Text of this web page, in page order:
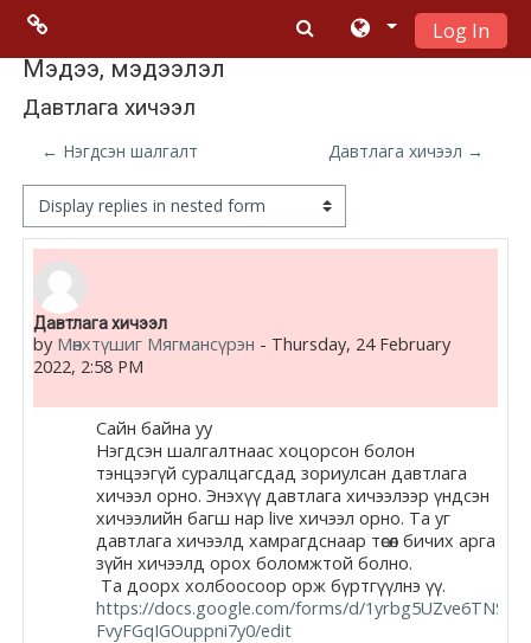
Menu 2
Moodle
community
Moodle
free support
Moodle
development
Moodle
Docs
Moodle.com
Log In
Мэдээ, мэдээлэл
Давтлага хичээл
← Нэгдсэн шалгалт Давтлага хичээл →
Display mode
Давтлага хичээл
by Мөнхтүшиг Мягмансүрэн - Thursday, 24 February
2022, 2:58 PM
Number of replies: 0
Сайн байна уу
Нэгдсэн шалгалтнаас хоцорсон болон
тэнцээгүй суралцагсдад зориулсан давтлага
хичээл орно. Энэхүү давтлага хичээлээр үндсэн
хичээлийн багш нар live хичээл орно. Та уг
давтлага хичээлд хамрагдснаар төсөл бичих арга
зүйн хичээлд орох боломжтой болно.
Та доорх холбоосоор орж бүртгүүлнэ үү.
https://docs.google.com/forms/d/
FvyFGqIGOuppni7y0/edit